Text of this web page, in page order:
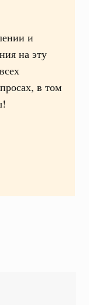
и
на эту
в том